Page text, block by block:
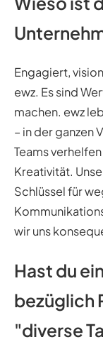
Engagiert,
ewz. Es sind
machen. ewz
– in der ganzen
Teams
Kreativität.
Schlüssel für
wir uns
Hast du
bezüglich
"diverse